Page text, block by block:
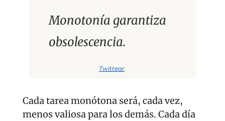
Monotonía garantiza
obsolescencia.
Twittear
Cada tarea monótona será, cada vez,
menos valiosa para los demás. Cada día